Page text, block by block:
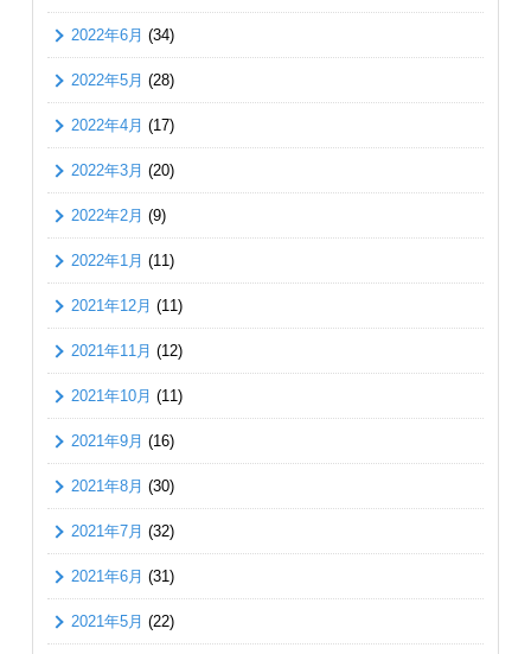
2022年6月 (34)
2022年5月 (28)
2022年4月 (17)
2022年3月 (20)
2022年2月 (9)
2022年1月 (11)
2021年12月 (11)
2021年11月 (12)
2021年10月 (11)
2021年9月 (16)
2021年8月 (30)
2021年7月 (32)
2021年6月 (31)
2021年5月 (22)